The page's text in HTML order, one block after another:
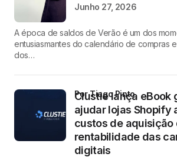
Junho 27, 2026
A época de saldos de Verão é um dos
entusiasmantes do calendário de compras
dos…
Clustie lança eBook
ajudar lojas Shopify
custos de aquisição
rentabilidade das
digitais
por Tiago Pinto